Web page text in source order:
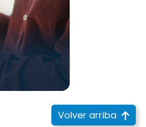
Volver arriba